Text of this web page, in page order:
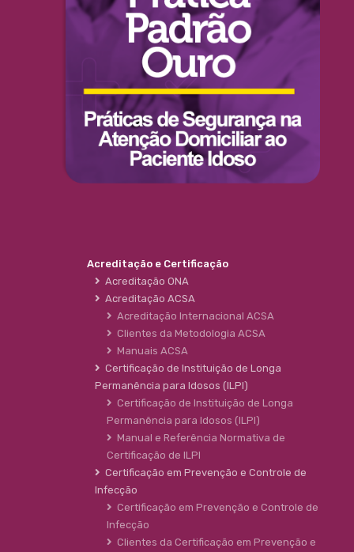
Acreditação e Certificação
Acreditação ONA
Acreditação ACSA
Acreditação Internacional ACSA
Clientes da Metodologia ACSA
Manuais ACSA
Certificação de Instituição de Longa
Permanência para Idosos (ILPI)
Certificação de Instituição de Longa
Permanência para Idosos (ILPI)
Manual e Referência Normativa de
Certificação de ILPI
Certificação em Prevenção e Controle de
Infecção
Certificação em Prevenção e Controle de
Infecção
Clientes da Certificação em Prevenção e